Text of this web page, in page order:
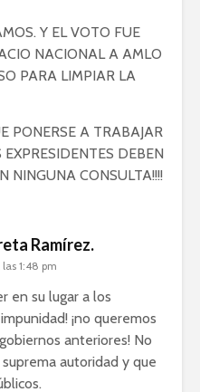
Y EL VOTO FUE
NACIONAL A AMLO
PARA LIMPIAR LA
PONERSE A TRABAJAR
EXPRESIDENTES DEBEN
NINGUNA CONSULTA!!!!
Ramírez.
1:48 pm
en su lugar a los
¡no queremos
anteriores! No
autoridad y que